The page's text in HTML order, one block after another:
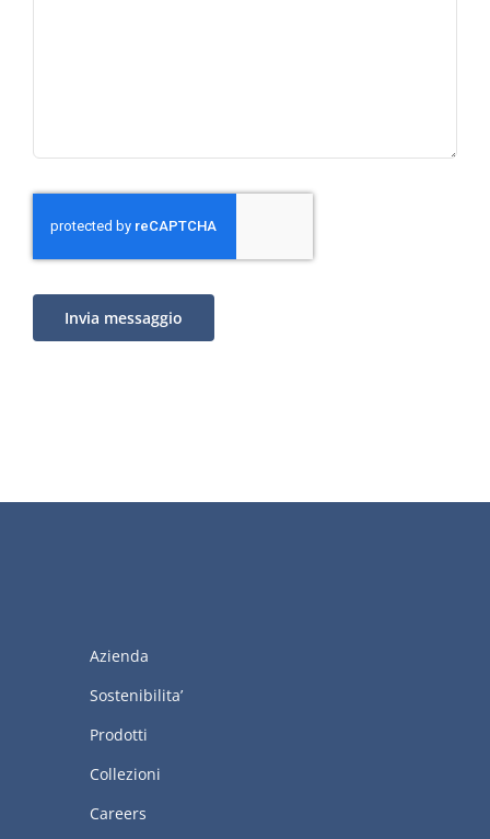
Invia messaggio
Azienda
Sostenibilita’
Prodotti
Collezioni
Careers